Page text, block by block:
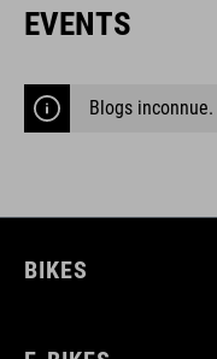
EVENTS
Blogs inconnue.
BIKES